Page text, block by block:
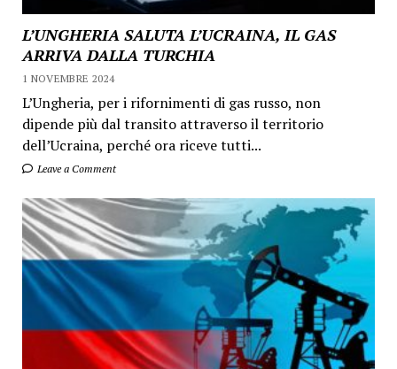
L’UNGHERIA SALUTA L’UCRAINA, IL GAS
ARRIVA DALLA TURCHIA
1 NOVEMBRE 2024
L’Ungheria, per i rifornimenti di gas russo, non
dipende più dal transito attraverso il territorio
dell’Ucraina, perché ora riceve tutti...
Leave a Comment